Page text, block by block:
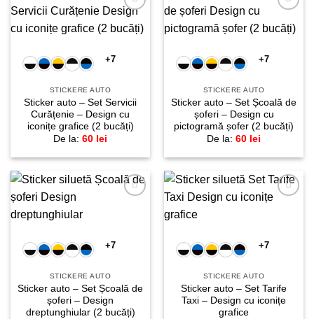
la
+7
STICKERE AUTO
Sticker auto – Set Servicii
Curățenie – Design cu
iconițe grafice (2 bucăți)
De la: 60 lei
la
+7
STICKERE AUTO
Sticker auto – Set Școală de
șoferi – Design cu
pictogramă șofer (2 bucăți)
De la: 60 lei
+7
STICKERE AUTO
Sticker auto – Set Școală de
șoferi – Design
dreptunghiular (2 bucăți)
+7
STICKERE AUTO
Sticker auto – Set Tarife
Taxi – Design cu iconițe
grafice